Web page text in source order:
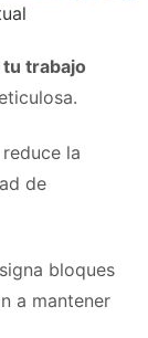
trabajo
la
de
bloques
a mantener